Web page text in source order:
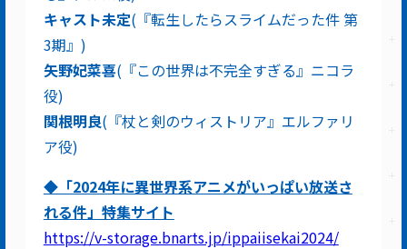
キャスト未定(『転生したらスライムだった件 第
3期』)
矢野妃菜喜(『この世界は不完全すぎる』ニコラ
役)
関根明良(『杖と剣のウィストリア』エルファリ
ア役)
◆「2024年に異世界系アニメがいっぱい放送さ
れる件」特集サイト
https://v-storage.bnarts.jp/ippaiisekai2024/